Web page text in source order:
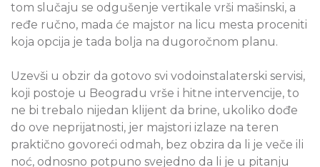
tom slučaju se odgušenje vertikale vrši mašinski, a
ređe ručno, mada će majstor na licu mesta proceniti
koja opcija je tada bolja na dugoročnom planu.
Uzevši u obzir da gotovo svi vodoinstalaterski servisi,
koji postoje u Beogradu vrše i hitne intervencije, to
ne bi trebalo nijedan klijent da brine, ukoliko dođe
do ove neprijatnosti, jer majstori izlaze na teren
praktično govoreći odmah, bez obzira da li je veče ili
noć, odnosno potpuno svejedno da li je u pitanju